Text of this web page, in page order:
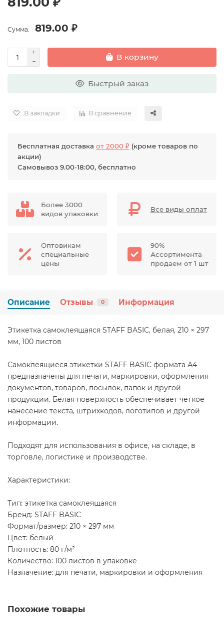
Сумма: 819.00 ₽
В корзину
Быстрый заказ
В закладки В сравнение
Бесплатная доставка от 2000 ₽ (кроме товаров по
акции)
Самовывоз 9.00-18:00, бесплатно
Более 3000
видов упаковки
Все виды оплат
Оптовикам
специальные
цены
90%
Ассортимента
продаем от 1 шт
Описание Отзывы 0 Информация
Этикетка самоклеящаяся STAFF BASIC, белая, 210 × 297
мм, 100 листов
Самоклеящиеся этикетки STAFF BASIC формата А4
предназначены для печати, маркировки, оформления
документов, товаров, посылок, папок и другой
продукции. Белая поверхность обеспечивает четкое
нанесение текста, штрихкодов, логотипов и другой
информации.
Подходят для использования в офисе, на складе, в
торговле, логистике и производстве.
Характеристики:
Тип: этикетка самоклеящаяся
Бренд: STAFF BASIC
Формат/размер: 210 × 297 мм
Цвет: белый
Плотность: 80 г/м²
Количество: 100 листов в упаковке
Назначение: для печати, маркировки и оформления
Похожие товары